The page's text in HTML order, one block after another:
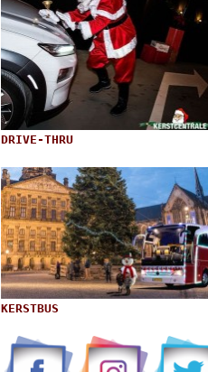
DRIVE-THRU
KERSTBUS